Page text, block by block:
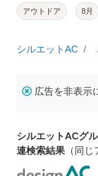
アウトドア 8月
シルエットAC
広告を非表示
シルエットACグ
連検索結果 （同